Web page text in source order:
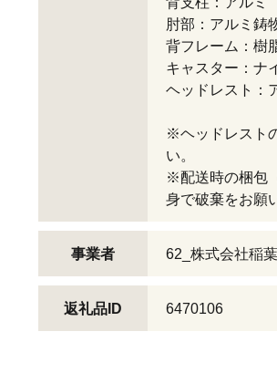
肘部：アルミ鋳
背フレーム：樹
キャスター：ナ
ヘッドレスト：
※ヘッドレスト
い。
※配送時の梱包
身で破棄をお願
事業者 62_株式会社稲
返礼品ID 6470106